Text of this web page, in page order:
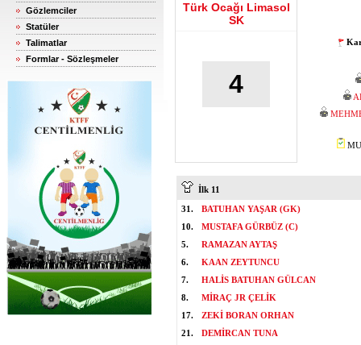
Gözlemciler
Statüler
Talimatlar
Formlar - Sözleşmeler
Türk Ocağı Limasol
SK
4
İlk 11
31.
BATUHAN YAŞAR (GK)
10.
MUSTAFA GÜRBÜZ (C)
5.
RAMAZAN AYTAŞ
6.
KAAN ZEYTUNCU
7.
HALİS BATUHAN GÜLCAN
8.
MİRAÇ JR ÇELİK
17.
ZEKİ BORAN ORHAN
21.
DEMİRCAN TUNA